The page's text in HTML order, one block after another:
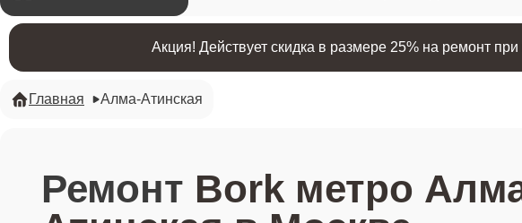
Акция! Действует скидка в размере 25% на ремонт
Главная ​Алма-Атинская
Ремонт Bork метро